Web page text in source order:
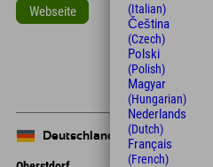
Webseite
Deutschland
(Italian)
Čeština
(Czech)
Polski
(Polish)
Magyar
(Hungarian)
Nederlands
(Dutch)
Français
(French)